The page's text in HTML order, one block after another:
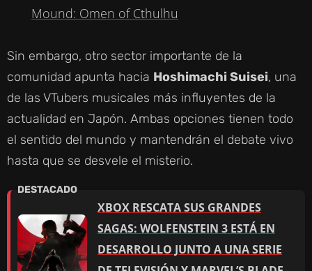
A
Y
V
I
E
O
Mound: Omen of Cthulhu
Sin embargo, otro sector importante de la
comunidad apunta hacia Hoshimachi Suisei, una
de las VTubers musicales más influyentes de la
actualidad en Japón. Ambas opciones tienen todo
el sentido del mundo y mantendrán el debate vivo
hasta que se desvele el misterio.
XBOX RESCATA SUS GRANDES
SAGAS: WOLFENSTEIN 3 ESTÁ EN
DESARROLLO JUNTO A UNA SERIE